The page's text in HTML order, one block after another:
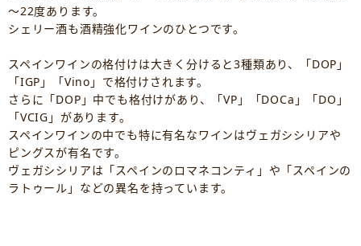
～22度あります。
シェリー酒も酒精強化ワインのひとつです。
スペインワインの格付けは大きく分けると3種類あり、「DOP」
「IGP」「Vino」で格付けされます。
さらに「DOP」中でも格付けがあり、「VP」「DOCa」「DO」
「VCIG」があります。
スペインワインの中でも特に有名なワインはヴェガシシリアや
ピングスが有名です。
ヴェガシシリアは「スペインのロマネコンティ」や「スペインの
ラトゥール」などの異名を持っています。